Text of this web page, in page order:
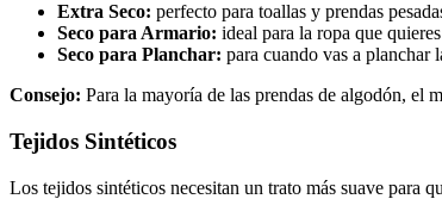
Extra Seco: perfecto para toallas y prendas
Seco para Armario: ideal para la ropa que
Seco para Planchar: para cuando vas a planchar
Consejo: Para la mayoría de las prendas de algodón, el
Tejidos Sintéticos
Los tejidos sintéticos necesitan un trato más suave para